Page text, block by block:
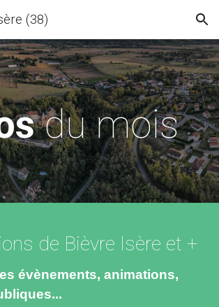
Skip to navigation
(38)
du mois
de Bièvre Isère et +
évènements, animations,